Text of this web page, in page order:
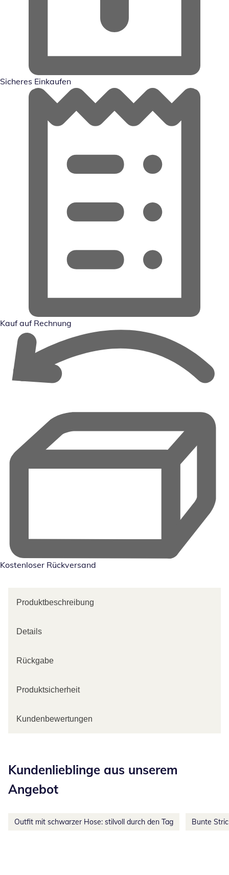
Sicheres Einkaufen
Kauf auf Rechnung
Kostenloser Rückversand
Produktbeschreibung
Details
Rückgabe
Produktsicherheit
Kundenbewertungen
Kundenlieblinge aus unserem
Angebot
Outfit mit schwarzer Hose: stilvoll durch den Tag Bunte